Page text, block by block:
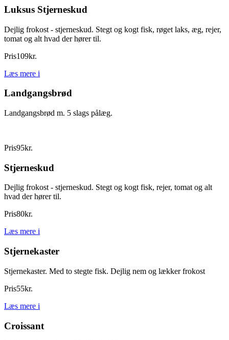
Luksus Stjerneskud
Dejlig frokost - stjerneskud. Stegt og kogt fisk, røget laks, æg, rejer,
tomat og alt hvad der hører til.
Pris109kr.
Læs mere i
Landgangsbrød
Landgangsbrød m. 5 slags pålæg.
Pris95kr.
Stjerneskud
Dejlig frokost - stjerneskud. Stegt og kogt fisk, rejer, tomat og alt
hvad der hører til.
Pris80kr.
Læs mere i
Stjernekaster
Stjernekaster. Med to stegte fisk. Dejlig nem og lækker frokost
Pris55kr.
Læs mere i
Croissant